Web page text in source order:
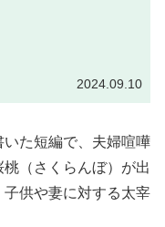
2024.09.10
た短編で、夫婦喧嘩
（さくらんぼ）が出
供や妻に対する太宰